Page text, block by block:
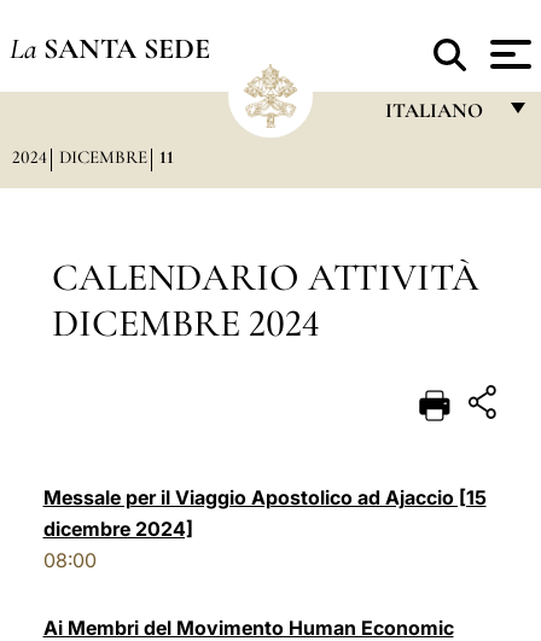
La SANTA SEDE
ITALIANO
DEUTSCH
العربيّة
2024 DICEMBRE 11
CALENDARIO ATTIVITÀ
DICEMBRE 2024
Messale per il Viaggio Apostolico ad Ajaccio [15
dicembre 2024]
08:00
Ai Membri del Movimento Human Economic